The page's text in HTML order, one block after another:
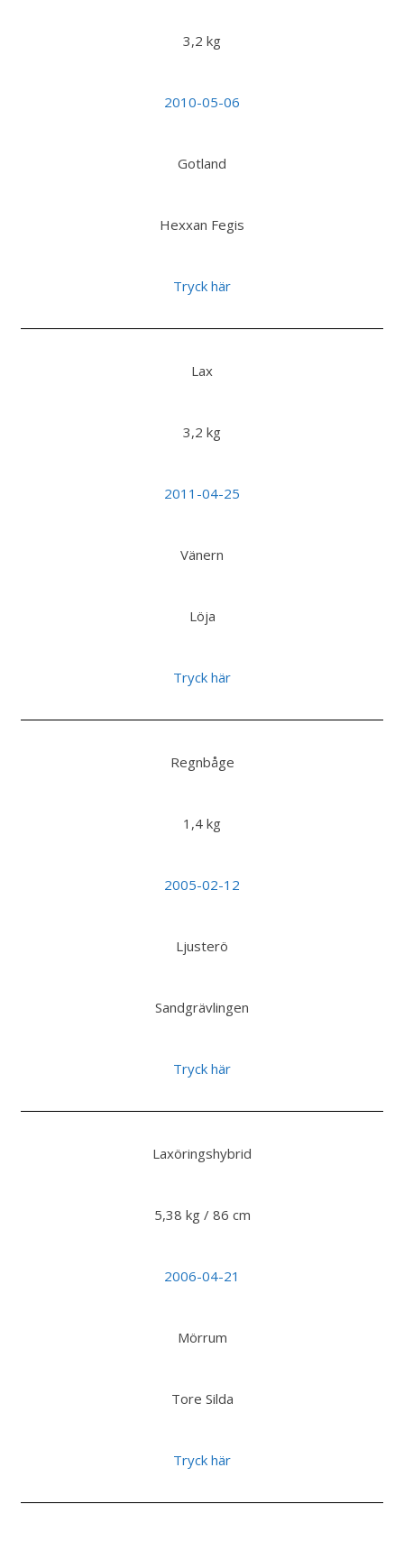
3,2 kg
2010-05-06
Gotland
Hexxan Fegis
Tryck här
Lax
3,2 kg
2011-04-25
Vänern
Löja
Tryck här
Regnbåge
1,4 kg
2005-02-12
Ljusterö
Sandgrävlingen
Tryck här
Laxöringshybrid
5,38 kg / 86 cm
2006-04-21
Mörrum
Tore Silda
Tryck här